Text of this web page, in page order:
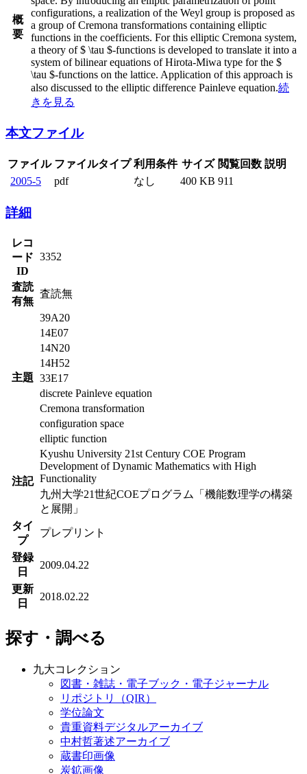
概
要
configurations, a realization of the Weyl group is proposed as
a group of Cremona transformations containing elliptic
functions in the coefficients. For this elliptic Cremona system,
a theory of $ \tau $-functions is developed to translate it into a
system of bilinear equations of Hirota-Miwa type for the $
\tau $-functions on the lattice. Application of this approach is
also discussed to the elliptic difference Painleve equation.続
きを見る
本文ファイル
ファイル
ファイルタイ
利用条
サイズ 閲覧回数 説明
5
詳細
レコ
ード
ID
査読無
39A20
14E07
14N20
14H52
33E17
discrete Painleve equation
Cremona transformation
configuration space
elliptic function
Kyushu University 21st Century COE Program
Development of Dynamic Mathematics with High
Functionality
と展開」
タイ
プ
登録
日
2009.04.22
日
探す・調べる
九大コレクション
図書・雑誌・電子ブック・電子ジャーナル
リポジトリ（QIR）
学位論文
貴重資料デジタルアーカイブ
中村哲著述アーカイブ